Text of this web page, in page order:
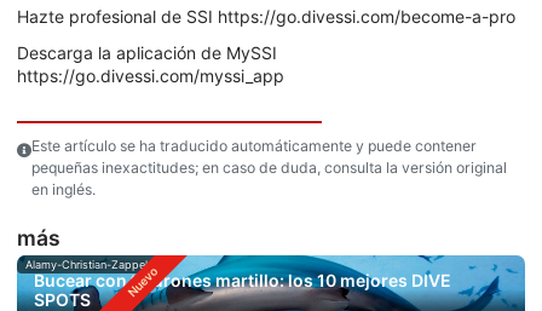
Hazte profesional de SSI https://go.divessi.com/become-a-pro
Descarga la aplicación de MySSI
https://go.divessi.com/myssi_app
Este artículo se ha traducido automáticamente y puede contener
pequeñas inexactitudes; en caso de duda, consulta la versión original
en inglés.
más
Alamy-Christian-Zappel
Bucear con tiburones martillo: los 10 mejores DIVE
SPOTS